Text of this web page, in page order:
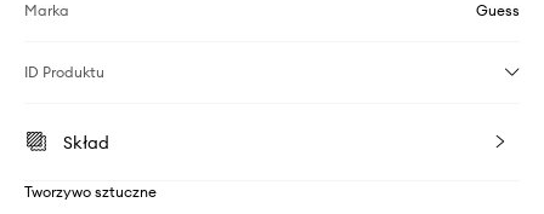
Marka Guess
ID Produktu
Skład
Tworzywo sztuczne